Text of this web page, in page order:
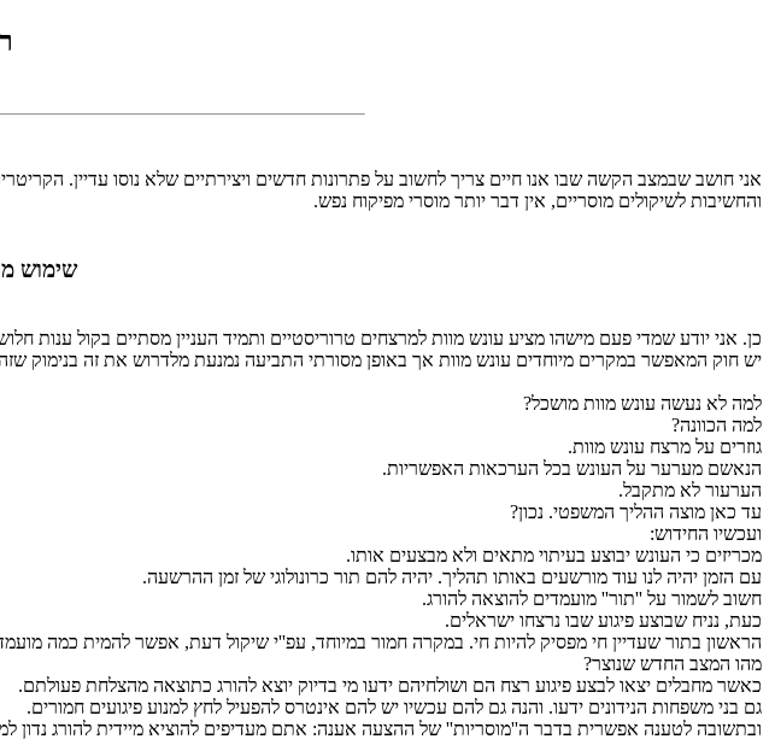
אני חושב שבמצב הקשה שבו אנו חיים צריך לחשוב על פתרונות חדשים ויצירתיים שלא נוסו עדיין.
והחשיבות לשיקולים מוסריים, אין דבר יותר מוסרי מפיקוח נפש.
שימוש
כן. אני יודע שמדי פעם מישהו מציע עונש מוות למרצחים טרוריסטיים ותמיד העניין מסתיים בקול ענות
יש חוק המאפשר במקרים מיוחדים עונש מוות אך באופן מסורתי התביעה נמנעת מלדרוש את זה בנימוק
למה לא נעשה עונש מוות מושכל?
למה הכוונה?
גוזרים על מרצח עונש מוות.
הנאשם מערער על העונש בכל הערכאות האפשריות.
הערעור לא מתקבל.
עד כאן מוצה ההליך המשפטי. נכון?
ועכשיו החידוש:
מכריזים כי העונש יבוצע בעיתוי מתאים ולא מבצעים אותו.
עם הזמן יהיה לנו עוד מורשעים באותו תהליך. יהיה להם תור כרונולוגי של זמן ההרשעה.
חשוב לשמור על ''תור'' מועמדים להוצאה להורג.
כעת, נניח שבוצע פיגוע שבו נרצחו ישראלים.
הראשון בתור שעדיין חי מפסיק להיות חי. במקרה חמור במיוחד, עפ''י שיקול דעת, אפשר להמית כמה
מהו המצב החדש שנוצר?
כאשר מחבלים יצאו לבצע פיגוע רצח הם ושולחיהם ידעו מי בדיוק יוצא להורג כתוצאה מהצלחת פעולתם.
גם בני משפחות הנידונים ידעו. והנה גם להם עכשיו יש להם אינטרס להפעיל לחץ למנוע פיגועים חמורים.
ובתשובה לטענה אפשרית בדבר ה''מוסריות'' של ההצעה אענה: אתם מעדיפים להוציא מיידית להורג נדון